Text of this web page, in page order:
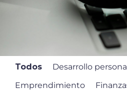
Todos
Desarrollo personal
Emprendimiento